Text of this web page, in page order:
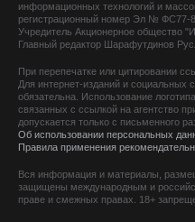
информационных технологий и
регистрационный номер Эл № ФС77-
Учредитель Акционерное общество
Главный редактор Шарафутдинов
При перепечатке или цитировании
Для интернет-изданий и социальных
обязательна. Использование
связанных с ссылкой на агентство
допускается только с письменного
Об использовании персональных
Правила применения
Вся информация и материалы,
защищены международным и
праве и смежных правах. 18+